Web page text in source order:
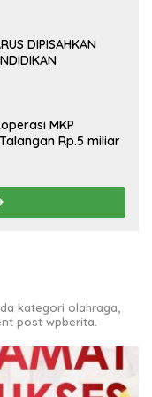
DIPISAHKAN
MKP
Rp.5 miliar
kategori olahraga,
post wpberita.